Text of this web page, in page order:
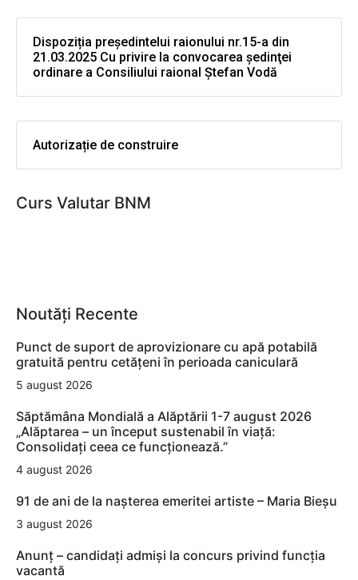
Dispoziția președintelui raionului nr.15-a din
21.03.2025 Cu privire la convocarea şedinţei
ordinare a Consiliului raional Ştefan Vodă
Autorizație de construire
Curs Valutar BNM
Noutăți Recente
Punct de suport de aprovizionare cu apă potabilă
gratuită pentru cetățeni în perioada caniculară
5 august 2026
Săptămâna Mondială a Alăptării 1-7 august 2026
„Alăptarea – un început sustenabil în viață:
Consolidați ceea ce funcționează.”
4 august 2026
91 de ani de la nașterea emeritei artiste – Maria Bieșu
3 august 2026
Anunț – candidați admiși la concurs privind funcția
vacantă